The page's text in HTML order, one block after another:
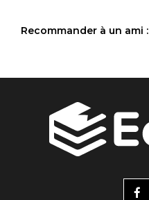
Recommander à un ami :